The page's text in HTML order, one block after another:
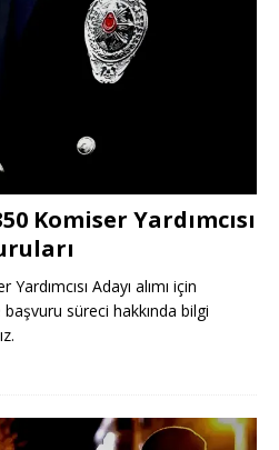
Komiser Yardımcısı
Adayı alımı için
süreci hakkında bilgi